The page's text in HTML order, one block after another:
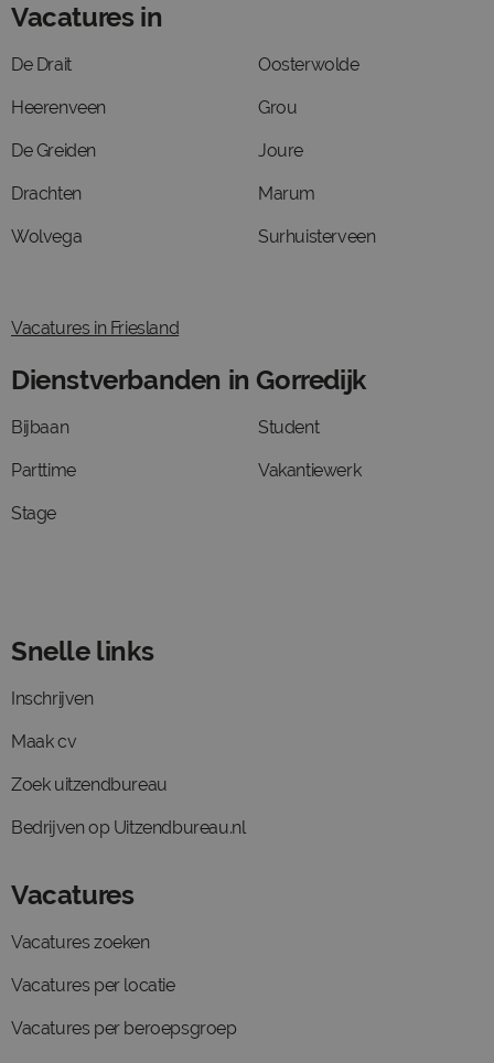
Vacatures in
De Drait
Heerenveen
De Greiden
Drachten
Wolvega
Oosterwolde
Grou
Joure
Marum
Surhuisterveen
Vacatures in Friesland
Dienstverbanden in Gorredijk
Bijbaan
Parttime
Stage
Student
Vakantiewerk
Snelle links
Inschrijven
Maak cv
Zoek uitzendbureau
Bedrijven op Uitzendbureau.nl
Vacatures
Vacatures zoeken
Vacatures per locatie
Vacatures per beroepsgroep